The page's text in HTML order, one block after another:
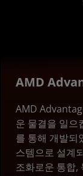
AMD
AMD
운 물결을 일으
를 통해 개발되
스템으로 설계
조화로운 통합,